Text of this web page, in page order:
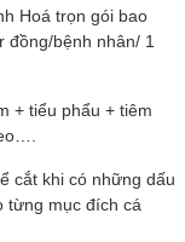
Hoá trọn gói bao
đồng/bệnh nhân/ 1
+ tiểu phẩu + tiêm
cắt khi có những dấu
từng mục đích cá